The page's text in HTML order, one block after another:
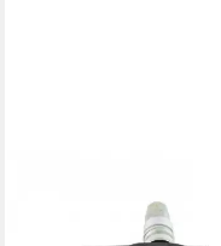
Felgenbremse Promax
Felgenbremsbelag V-